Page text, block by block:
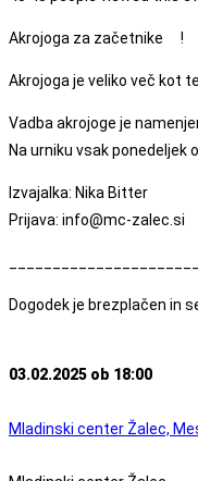
Akrojoga za začetnike !
Akrojoga je veliko več kot
Vadba akrojoge je
Na urniku vsak ponedeljek
Izvajalka: Nika Bitter
Prijava: info@mc-zalec.si
Dogodek je brezplačen in
03.02.2025 ob 18:00
Mladinski center Žalec,